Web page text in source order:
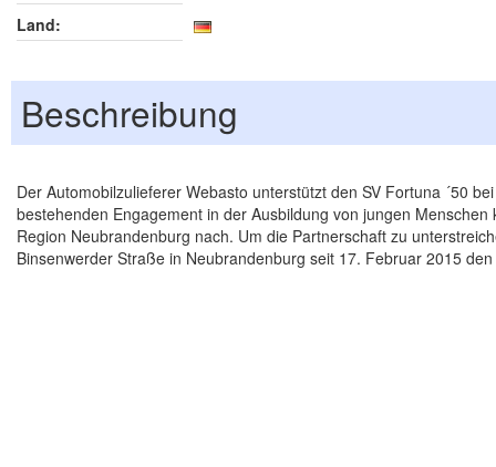
Land:
Beschreibung
Der Automobilzulieferer Webasto unterstützt den SV Fortuna ´50
bestehenden Engagement in der Ausbildung von jungen
Region Neubrandenburg nach. Um die Partnerschaft zu
Binsenwerder Straße in Neubrandenburg seit 17. Februar 2015 den